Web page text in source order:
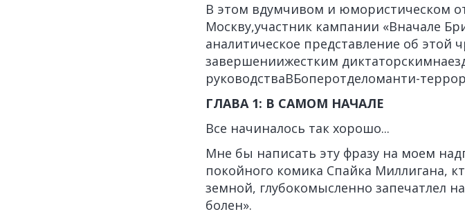
В этом вдумчивом и юмористическом
Москву,участник кампании «Вначале
аналитическое представление об этой
завершениижестким
руководстваВБоперотделоманти-
ГЛАВА 1: В САМОМ НАЧАЛЕ
Все начиналось так хорошо...
Мне бы написать эту фразу на моем
покойного комика Спайка Миллигана,
земной, глубокомысленно запечатлел
болен».